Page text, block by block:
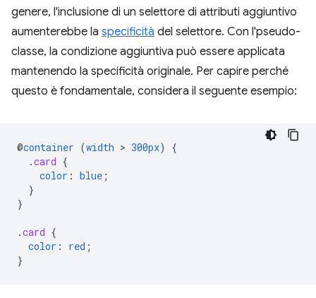
genere, l'inclusione di un selettore di attributi aggiuntivo
aumenterebbe la specificità del selettore. Con l'pseudo-
classe, la condizione aggiuntiva può essere applicata
mantenendo la specificità originale. Per capire perché
questo è fondamentale, considera il seguente esempio:
@container (width > 300px)
{
.card {
color : blue ;
}
}
.card {
color : red ;
}